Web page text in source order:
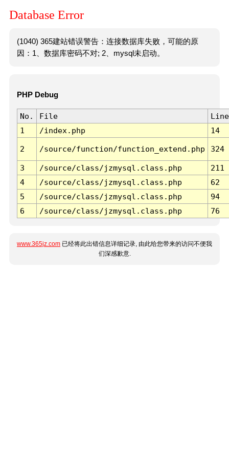
Database Error
(1040) 365建站错误警告：连接数据库失败，可能的原
因：1、数据库密码不对; 2、mysql未启动。
PHP Debug
No. File
Line
1
/index.php 14
2 /source/function/function_extend.php 324
3 /source/class/jzmysql.class.php
211
4
/source/class/jzmysql.class.php
62
5
/source/class/jzmysql.class.php
94
6
/source/class/jzmysql.class.php 76
www.365jz.com 已经将此出错信息详细记录, 由此给您带来的访问不便我
们深感歉意.